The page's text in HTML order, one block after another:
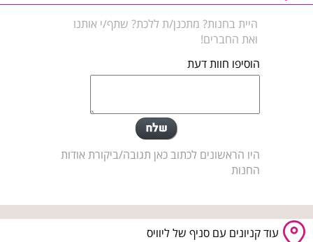
היית בחנות? מתכנן/ת ללכת? שתף/י אותנו
ואת החברים!
הוסיפו חוות דעת
היו הראשונים לכתוב כאן תגובה/ביקורת אודות
החנות
עוד קניונים עם סניף של ליוויס